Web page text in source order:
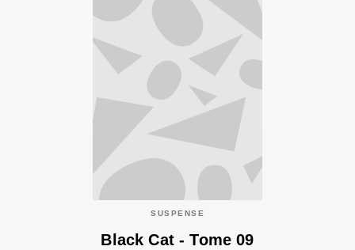
SUSPENSE
Black Cat - Tome 09